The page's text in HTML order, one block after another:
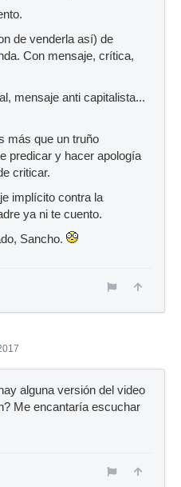
de venderla así) de
Con mensaje, crítica,
mensaje anti capitalista...
más que un truño
predicar y hacer apología
criticar.
implícito contra la
ya ni te cuento.
Sancho.
alguna versión del video
Me encantaría escuchar